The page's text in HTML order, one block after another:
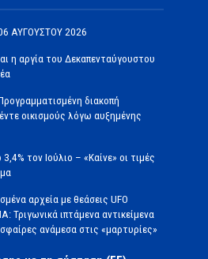
ΑΥΓΟΥΣΤΟΥ 2026
η αργία του Δεκαπενταύγουστου
διακοπή
οικισμούς λόγω αυξημένης
τον Ιούλιο – «Καίνε» οι τιμές
αρχεία με θεάσεις UFO
Τριγωνικά ιπτάμενα αντικείμενα
ανάμεσα στις «μαρτυρίες»